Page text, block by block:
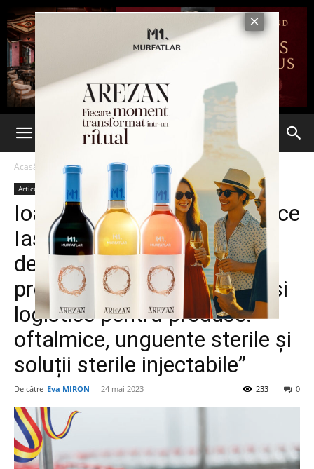
Acasă Articole
Articole Deschidere Sănătate Stiri din Iasi
Ioan Nani, director Antibiotice
Iași: „ Ne propunem să
dezvoltăm două baze de
producție de materii prime și
logistice pentru produse:
oftalmice, unguente sterile și
soluții sterile injectabile”
De către Eva MIRON - 24 mai 2023 0
233